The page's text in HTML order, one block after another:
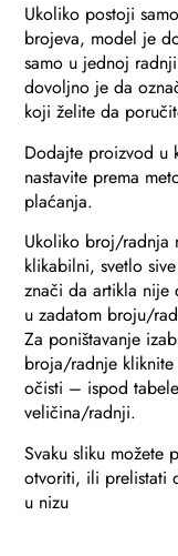
Ukoliko postoji
brojeva, model je
samo u jednoj
dovoljno je da
koji želite da
Dodajte proizvod u
nastavite prema
plaćanja.
Ukoliko broj/radnja
klikabilni, svetlo
znači da artikla nije
u zadatom broju/
Za poništavanje
broja/radnje
očisti – ispod tabele
veličina/radnji.
Svaku sliku možete
otvoriti, ili prelistati
u nizu